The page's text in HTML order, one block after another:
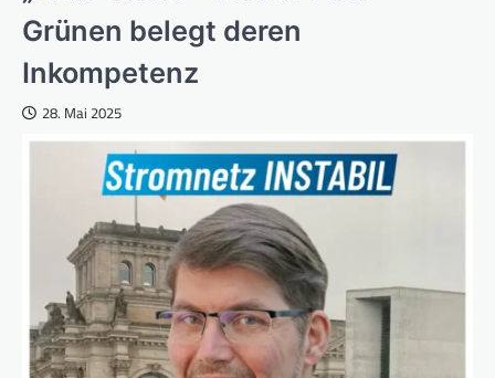
Grünen belegt deren
Inkompetenz
28. Mai 2025